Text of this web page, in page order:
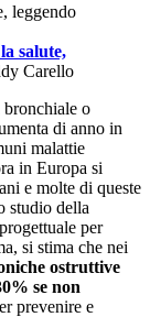
leggendo
salute,
Carello
bronchiale o
di anno in
malattie
in Europa si
e molte di queste
studio della
per
si stima che nei
ostruttive
se non
prevenire e